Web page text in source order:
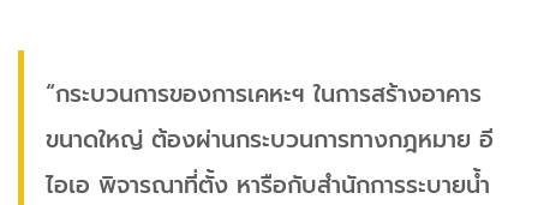
“กระบวนการของการเคหะฯ ในการสร้างอาคาร
ขนาดใหญ่ ต้องผ่านกระบวนการทางกฎหมาย อี
ไอเอ พิจารณาที่ตั้ง หารือกับสำนักการระบายน้ำ